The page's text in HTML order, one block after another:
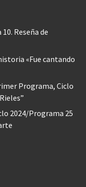
Reseña de
«Fue cantando
Programa, Ciclo
2024/Programa 25